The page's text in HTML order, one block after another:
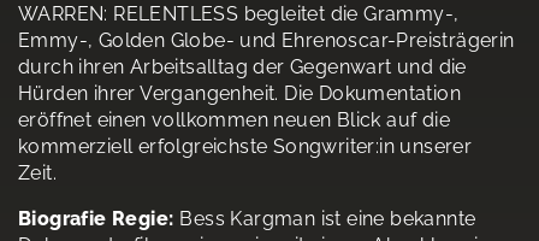
WARREN: RELENTLESS begleitet die Grammy-,
Emmy-, Golden Globe- und Ehrenoscar-Preisträgerin
durch ihren Arbeitsalltag der Gegenwart und die
Hürden ihrer Vergangenheit. Die Dokumentation
eröffnet einen vollkommen neuen Blick auf die
kommerziell erfolgreichste Songwriter:in unserer
Zeit.
Biografie Regie: Bess Kargman ist eine bekannte